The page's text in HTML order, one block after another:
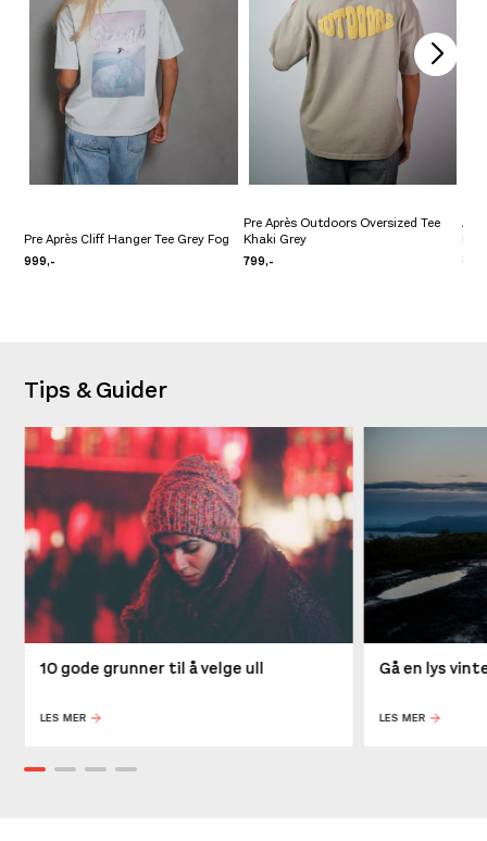
Pre Après Cliff Hanger Tee Grey Fog
999,-
Pre Après Outdoors Oversized Tee
Khaki Grey
799,-
Tips & Guider
10 gode grunner til å velge ull
LES MER
Gå en lys
LES MER